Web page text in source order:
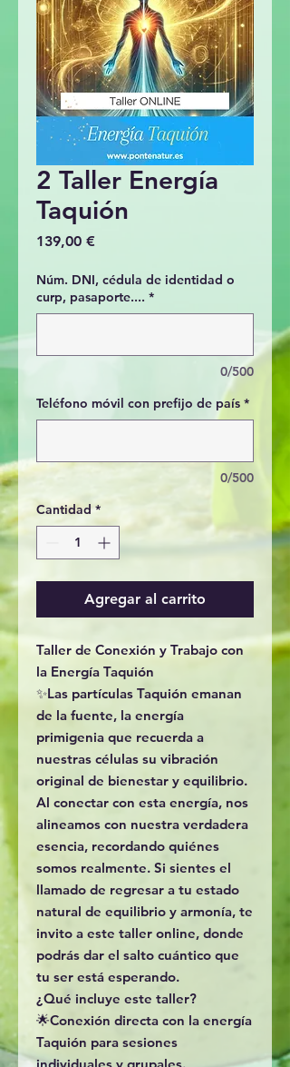
2 Taller Energía
Taquión
139,00 €
Núm. DNI, cédula de identidad o
curp, pasaporte.... *
0/500
Teléfono móvil con prefijo de país *
0/500
Cantidad *
Agregar al carrito
Taller de Conexión y Trabajo con
la Energía Taquión
✨Las partículas Taquión emanan
de la fuente, la energía
primigenia que recuerda a
nuestras células su vibración
original de bienestar y equilibrio.
Al conectar con esta energía, nos
alineamos con nuestra verdadera
esencia, recordando quiénes
somos realmente. Si sientes el
llamado de regresar a tu estado
natural de equilibrio y armonía, te
invito a este taller online, donde
podrás dar el salto cuántico que
tu ser está esperando.
¿Qué incluye este taller?
🌟Conexión directa con la energía
Taquión para sesiones
individuales y grupales.